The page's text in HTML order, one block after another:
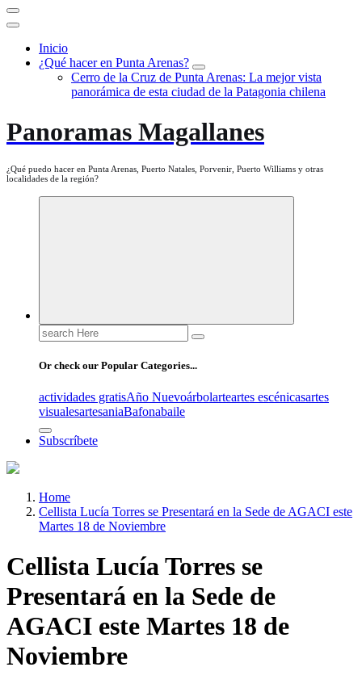
Inicio
¿Qué hacer en Punta Arenas?
Cerro de la Cruz de Punta Arenas: La mejor vista
panorámica de esta ciudad de la Patagonia chilena
Panoramas Magallanes
¿Qué puedo hacer en Punta Arenas, Puerto Natales, Porvenir, Puerto Williams y otras
localidades de la región?
Search
for:
Or check our Popular Categories...
actividades gratisAño Nuevoárbolarteartes escénicasartes
visualesartesaniaBafonabaile
Subscríbete
Home
Cellista Lucía Torres se Presentará en la Sede de AGACI este
Martes 18 de Noviembre
Cellista Lucía Torres se
Presentará en la Sede de
AGACI este Martes 18 de
Noviembre